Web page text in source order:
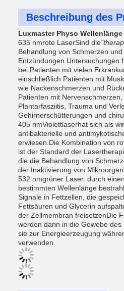
Beschreibung des
Luxmaster Physo Wellenlänge
635 nmrote LaserSind die
Behandlung von Schmerzen und
Entzündungen.Untersuchungen
bei Patienten mit vielen
einschließlich Patienten mit
wie Nackenschmerzen und
Patienten mit Nervenschmerzen,
Plantarfasziitis, Trauma und
Gehirnerschütterungen und
405 nmViolettlaserhat sich als
antibakterielle und
erwiesen.Die Kombination von
ist der Standard der
die die Behandlung von
der Inaktivierung von
532 nmgrüner Laser. durch
bestimmten Wellenlänge
Signale in Fettzellen, die
Fettsäuren und Glycerin
der Zellmembran freisetzenDie
werden dann in die Gewebe
sie zur Energieerzeugung
verwenden.